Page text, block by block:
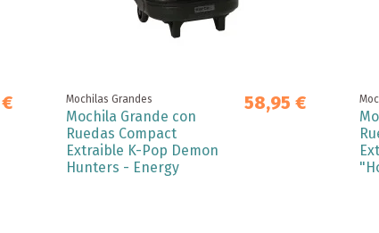
Mochilas Grandes
Mochila Grande con
Ruedas Compact
Extraible K-Pop Demon
Hunters - Energy
58,95 €